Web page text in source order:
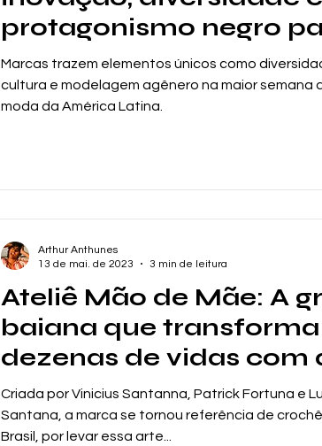
protagonismo negro
a Semana de Moda
Marcas trazem elementos únicos como
cultura e modelagem agênero na maior semana
moda da América Latina.
Ateliê Mão de Mãe: A
baiana que transforma
dezenas de vidas com
arte do crochê
Criada por Vinicius Santanna, Patrick Fortuna e
Santana, a marca se tornou referência de
Brasil, por levar essa arte...
Arthur Anthunes
13 de mai. de 2023
3 min de leitura